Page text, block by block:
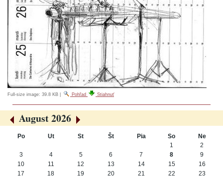
Full-size image: 39.8 KB Pohľad Stiahnuť
«
August 2026
»
Po Ut St Št Pia So
Ne
1
2
3
4 5 6 7 8
9
10
11 12 13 14 15
16
17
18 19 20 21 22
23